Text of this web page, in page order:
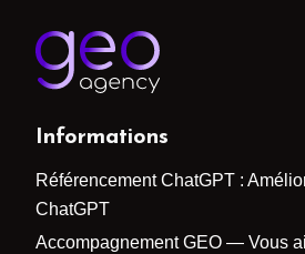
Informations
Référencement ChatGPT :
ChatGPT
Accompagnement GEO — Vous